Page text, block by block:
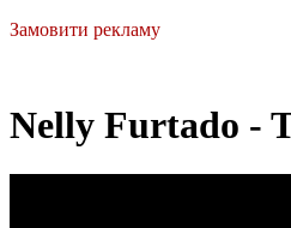
Замовити рекламу
Nelly Furtado -